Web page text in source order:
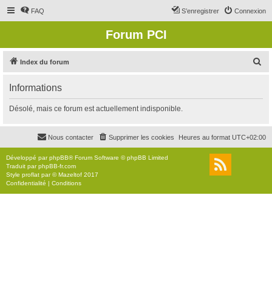
FAQ Connexion
S’enregistrer
Forum PCI
Index du forum
r
c
r
Informations
Désolé, mais ce forum est actuellement indisponible.
Heures au format UTC+02:00
Supprimer les cookies
Nous contacter
Développé parphpBB® Forum Software © phpBB Limited
Traduit parphpBB-fr.com
Style proflat par ©Mazeltof 2017
Confidentialité | Conditions